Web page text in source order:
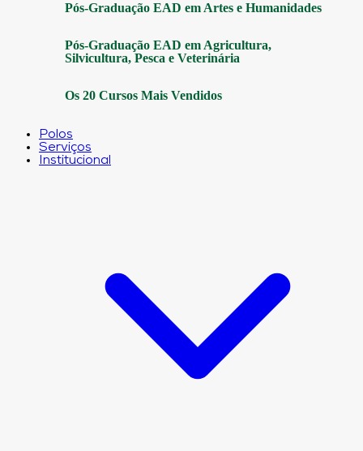
Pós-Graduação EAD em Artes e Humanidades
Pós-Graduação EAD em Agricultura,
Silvicultura, Pesca e Veterinária
Os 20 Cursos Mais Vendidos
Polos
Serviços
Institucional